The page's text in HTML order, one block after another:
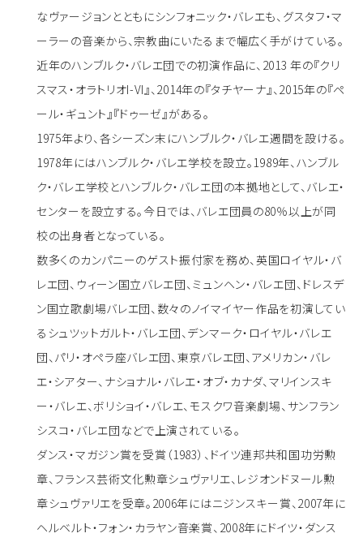
なヴァージョンとともにシンフォニック・バレエも、グスタフ・マ
ーラーの音楽から、宗教曲にいたるまで幅広く手がけている。
近年のハンブルク・バレエ団での初演作品に、2013 年の『クリ
スマス・オラトリオI-VI』、2014年の『タチヤーナ』、2015年の『ペ
ール・ギュント』『ドゥーゼ』がある。
1975年より、各シーズン末にハンブルク・バレエ週間を設ける。
1978年にはハンブルク・バレエ学校を設立。1989年、ハンブル
ク・バレエ学校とハンブルク・バレエ団の本拠地として、バレエ・
センターを設立する。今日では、バレエ団員の80％以上が同
校の出身者となっている。
数多くのカンパニーのゲスト振付家を務め、英国ロイヤル・バ
レエ団、ウィーン国立バレエ団、ミュンヘン・バレエ団、ドレスデ
ン国立歌劇場バレエ団、数々のノイマイヤー作品を初演してい
るシュツットガルト・バレエ団、デンマーク・ロイヤル・バレエ
団、パリ・オペラ座バレエ団、東京バレエ団、アメリカン・バレ
エ・シアター、ナショナル・バレエ・オブ・カナダ、マリインスキ
ー・バレエ、ボリショイ・バレエ、モスクワ音楽劇場、サンフラン
シスコ・バレエ団などで上演されている。
ダンス・マガジン賞を受賞（1983）、ドイツ連邦共和国功労勲
章、フランス芸術文化勲章シュヴァリエ、レジオンドヌール勲
章シュヴァリエを受章。2006年にはニジンスキー賞、2007年に
ヘルベルト・フォン・カラヤン音楽賞、2008年にドイツ・ダンス